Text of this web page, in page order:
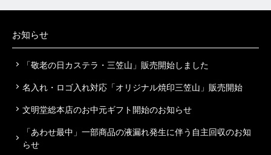
お知らせ
「敬老の日カステラ・三笠山」販売開始しました
名入れ・ロゴ入れ対応「オリジナル焼印三笠山」販売開始
文明堂総本店のお中元ギフト開始のお知らせ
「あわせ最中」一部商品の液漏れ発生に伴う自主回収のお知
らせ